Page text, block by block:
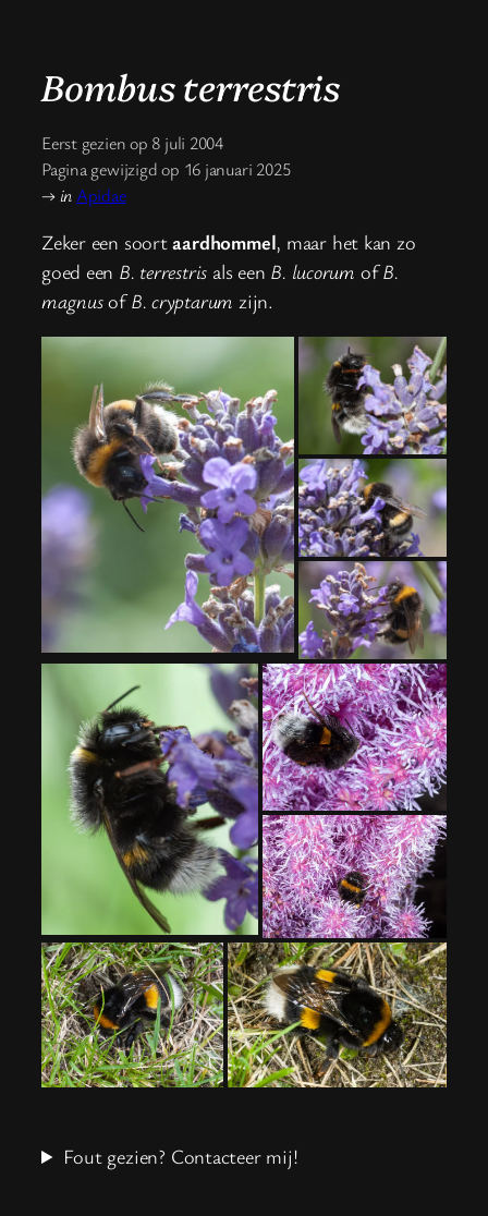
Bombus terrestris
Eerst gezien op 8 juli 2004
Pagina gewijzigd op 16 januari 2025
→ in Apidae
Zeker een soortaardhommel, maar het kan zo
goed een B. terrestris als een B. lucorum ofB.
magnusofB. cryptarum zijn.
Fout gezien? Contacteer mij!